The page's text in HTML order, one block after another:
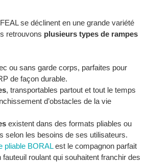
se déclinent en une grande variété
retrouvons plusieurs types de rampes
ou sans garde corps, parfaites pour
de façon durable.
, transportables partout et tout le temps
d’obstacles de la vie
existent dans des formats pliables ou
selon les besoins de ses utilisateurs.
pliable BORALest le compagnon parfait
roulant qui souhaitent franchir des